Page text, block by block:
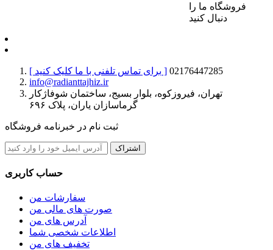
فروشگاه ما را
دنبال کنید
[ برای تماس تلفنی با ما کلیک کنید ] 02176447285
info@radianttajhiz.ir
تهران، فیروزکوه، بلوار بسیج، ساختمان شوفاژکار
گرماسازان یاران، پلاک ۶۹۶
ثبت نام در خبرنامه فروشگاه
اشتراک
حساب کاربری
سفارشات من
صورت های مالی من
آدرس های من
اطلاعات شخصی شما
تخفیف های من